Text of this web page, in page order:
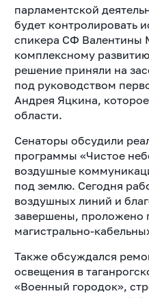
парламентской
будет контролировать
спикера СФ Валентины
комплексному
решение приняли на
под руководством
Андрея Яцкина,
области.
Сенаторы обсудили
программы «Чистое
воздушные
под землю. Сегодня
воздушных линий и
завершены, проложено
магистрально-
Также обсуждался
освещения в
«Военный городок»,